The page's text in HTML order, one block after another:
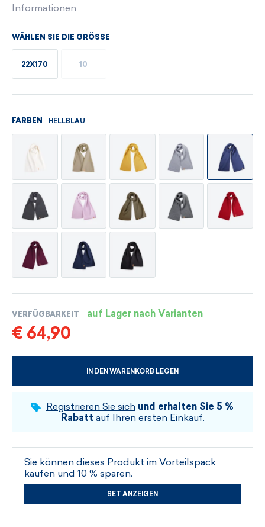
Informationen
WÄHLEN SIE DIE GRÖSSE
22X170 10
FARBEN HELLBLAU
VERFÜGBARKEIT auf Lager nach Varianten
€ 64,90
IN DEN WARENKORB LEGEN
WÄHLEN SIE DIE GRÖSSE UND DIE FARBE
Registrieren Sie sich und erhalten Sie 5 %
Rabatt auf Ihren ersten Einkauf.
Sie können dieses Produkt im Vorteilspack
kaufen und 10 % sparen.
SET ANZEIGEN